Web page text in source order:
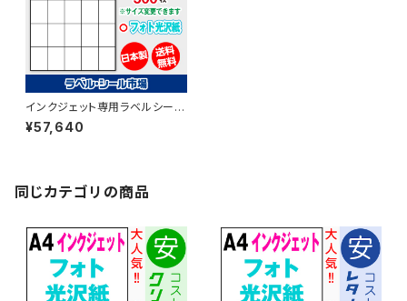
インクジェット専用ラベルシール
フォト光沢紙A4-25面 500枚 T
5Y5iC【日本製】
¥57,640
同じカテゴリの商品